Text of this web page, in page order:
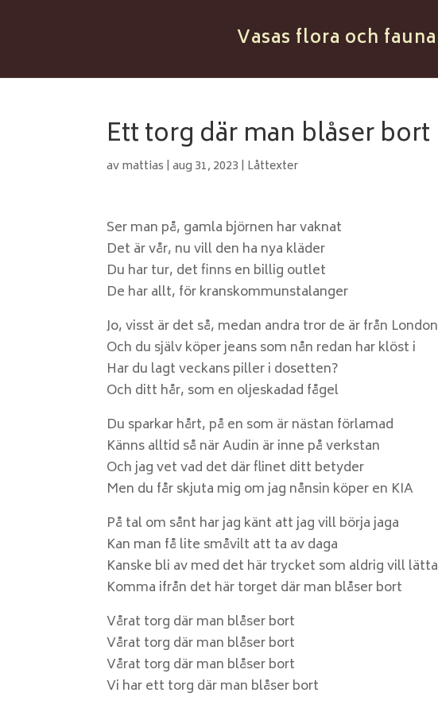
Vasas flora och fauna
Ett torg där man blåser bort
avmattias |aug 31, 2023 | Låttexter
Ser man på, gamla björnen har vaknat
Det är vår, nu vill den ha nya kläder
Du har tur, det finns en billig outlet
De har allt, för kranskommunstalanger
Jo, visst är det så, medan andra tror de är från London
Och du själv köper jeans som nån redan har klöst i
Har du lagt veckans piller i dosetten?
Och ditt hår, som en oljeskadad fågel
Du sparkar hårt, på en som är nästan förlamad
Känns alltid så när Audin är inne på verkstan
Och jag vet vad det där flinet ditt betyder
Men du får skjuta mig om jag nånsin köper en KIA
På tal om sånt har jag känt att jag vill börja jaga
Kan man få lite småvilt att ta av daga
Kanske bli av med det här trycket som aldrig vill lätta
Komma ifrån det här torget där man blåser bort
Vårat torg där man blåser bort
Vårat torg där man blåser bort
Vårat torg där man blåser bort
Vi har ett torg där man blåser bort